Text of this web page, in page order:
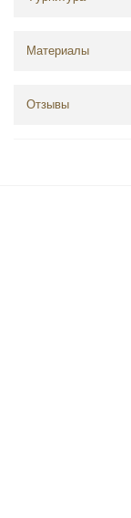
Материалы
Отзывы